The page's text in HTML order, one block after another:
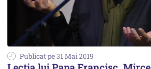
Publicat pe 31 Mai 2019